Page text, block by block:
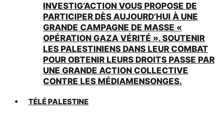
INVESTIG’ACTION VOUS PROPOSE DE
PARTICIPER DÈS AUJOURD’HUI À UNE
GRANDE CAMPAGNE DE MASSE «
OPÉRATION GAZA VÉRITÉ ». SOUTENIR
LES PALESTINIENS DANS LEUR COMBAT
POUR OBTENIR LEURS DROITS PASSE PAR
UNE GRANDE ACTION COLLECTIVE
CONTRE LES MÉDIAMENSONGES.
TÉLÉ PALESTINE